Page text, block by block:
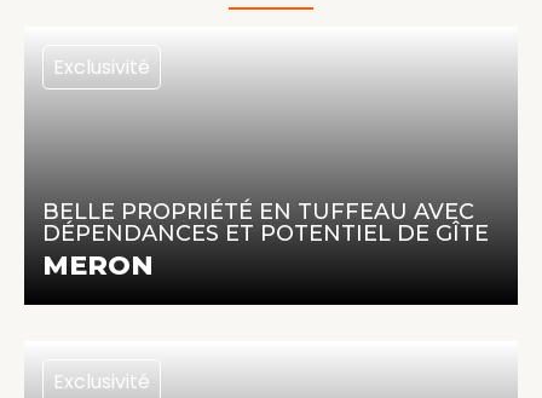
Exclusivité
BELLE PROPRIÉTÉ EN TUFFEAU AVEC
DÉPENDANCES ET POTENTIEL DE GÎTE
MERON
En savoir +
Exclusivité